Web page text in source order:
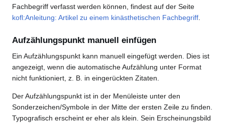
Fachbegriff verfasst werden können, findest auf der Seite
kofl:Anleitung: Artikel zu einem kinästhetischen Fachbegriff
Aufzählungspunkt manuell einfügen
Ein Aufzählungspunkt kann manuell eingefügt werden. Dies ist
angezeigt, wenn die automatische Aufzählung unter Format
nicht funktioniert, z. B. in eingerückten Zitaten.
Der Aufzählungspunkt ist in der Menüleiste unter den
Sonderzeichen/Symbole in der Mitte der ersten Zeile zu finden.
Typografisch erscheint er eher als klein. Sein Erscheinungsbild